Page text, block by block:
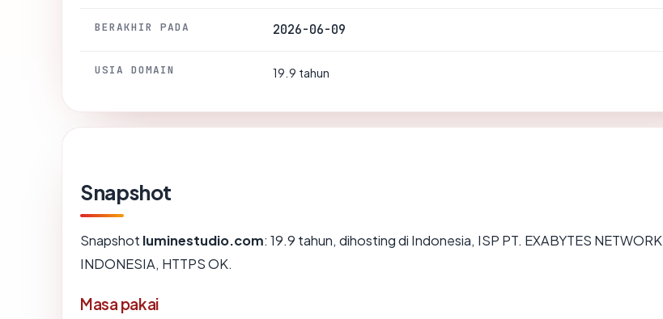
BERAKHIR PADA 2026-06-09
USIA DOMAIN 19.9 tahun
Snapshot
Snapshot luminestudio.com: 19.9 tahun, dihosting di Indonesia, ISP PT. EXABYTES NETWORK
INDONESIA, HTTPS OK.
Masa pakai